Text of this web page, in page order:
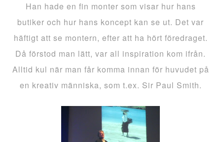
Han hade en fin monter som visar hur hans
butiker och hur hans koncept kan se ut. Det var
häftigt att se montern, efter att ha hört föredraget.
Då förstod man lätt, var all inspiration kom ifrån.
Alltid kul när man får komma innan för huvudet på
en kreativ människa, som t.ex. Sir Paul Smith.